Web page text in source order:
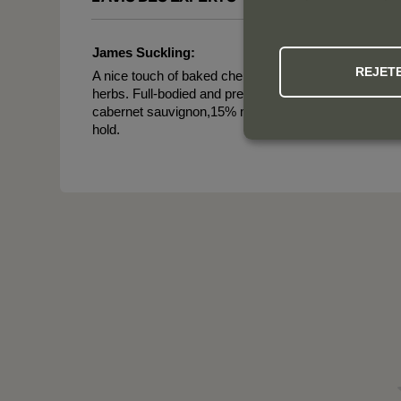
James Suckling:
A nice touch of baked cherries and dark chocolate
herbs. Full-bodied and pretty powerful with fine-
cabernet sauvignon,15% merlot and 1% cabernet
hold.